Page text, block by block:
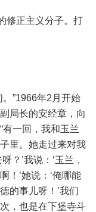
修正主义分子。打
”1966年2月开始
局长的安经章，向
一回，我和玉兰
里。她走过来对我
？’我说：‘玉兰，
！’她说：‘俺哪能
的事儿呀！’我们
，也是在下堡寺斗